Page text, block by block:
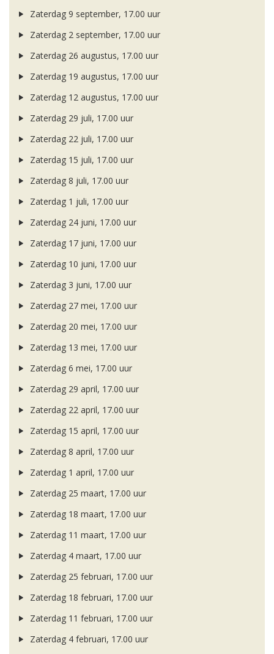
Zaterdag 9 september, 17.00 uur
Zaterdag 2 september, 17.00 uur
Zaterdag 26 augustus, 17.00 uur
Zaterdag 19 augustus, 17.00 uur
Zaterdag 12 augustus, 17.00 uur
Zaterdag 29 juli, 17.00 uur
Zaterdag 22 juli, 17.00 uur
Zaterdag 15 juli, 17.00 uur
Zaterdag 8 juli, 17.00 uur
Zaterdag 1 juli, 17.00 uur
Zaterdag 24 juni, 17.00 uur
Zaterdag 17 juni, 17.00 uur
Zaterdag 10 juni, 17.00 uur
Zaterdag 3 juni, 17.00 uur
Zaterdag 27 mei, 17.00 uur
Zaterdag 20 mei, 17.00 uur
Zaterdag 13 mei, 17.00 uur
Zaterdag 6 mei, 17.00 uur
Zaterdag 29 april, 17.00 uur
Zaterdag 22 april, 17.00 uur
Zaterdag 15 april, 17.00 uur
Zaterdag 8 april, 17.00 uur
Zaterdag 1 april, 17.00 uur
Zaterdag 25 maart, 17.00 uur
Zaterdag 18 maart, 17.00 uur
Zaterdag 11 maart, 17.00 uur
Zaterdag 4 maart, 17.00 uur
Zaterdag 25 februari, 17.00 uur
Zaterdag 18 februari, 17.00 uur
Zaterdag 11 februari, 17.00 uur
Zaterdag 4 februari, 17.00 uur